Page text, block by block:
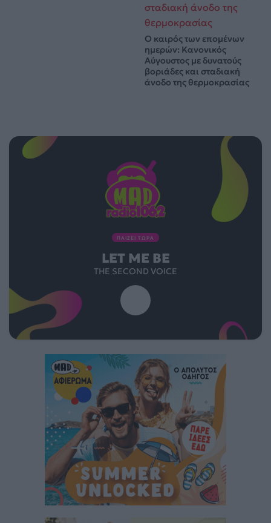
Ο καιρός των επομένων
ημερών: Κανονικός
Αύγουστος με δυνατούς
βοριάδες και σταδιακή
άνοδο της θερμοκρασίας
ΠΑΙΖΕΙ ΤΩΡΑ
LET ME BE
THE SECOND VOICE